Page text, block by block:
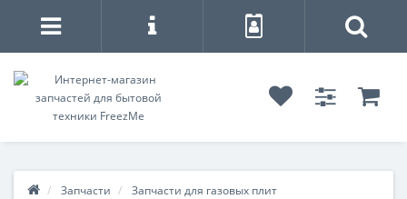
Запчасти
Запчасти для газовых плит